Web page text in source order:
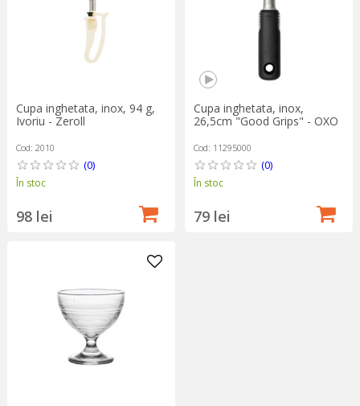
Cupa inghetata, inox, 94 g,
Ivoriu - Zeroll
Cod: 2010
(0)
În stoc
98 lei
Cupa inghetata, inox,
26,5cm "Good Grips" - OXO
Cod: 11295000
(0)
În stoc
79 lei